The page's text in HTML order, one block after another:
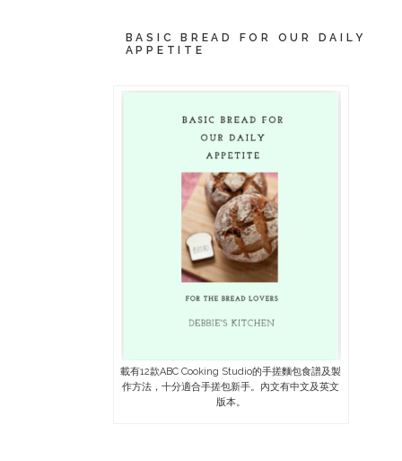
BASIC BREAD FOR OUR DAILY
APPETITE
載有12款ABC Cooking Studio的手搓麵包食譜及製
作方法，十分適合手搓包新手。內文有中文及英文
版本。